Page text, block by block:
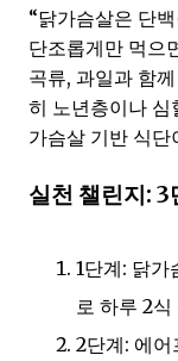
“닭가슴살은 단
단조롭게만 먹으
곡류, 과일과 함
히 노년층이나 심
가슴살 기반 식단
실천 챌린지:
1단계: 닭
로 하루 2
2단계: 에어